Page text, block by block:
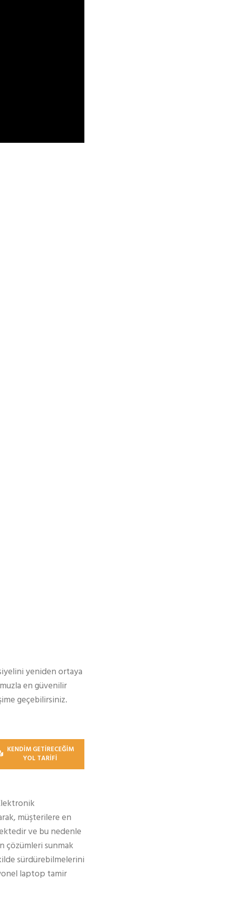
yeniden ortaya
en güvenilir
geçebilirsiniz.
KENDİM GETİRECEĞİM
YOL TARİFİ
müşterilere en
ve bu nedenle
çözümleri sunmak
sürdürebilmelerini
laptop tamir